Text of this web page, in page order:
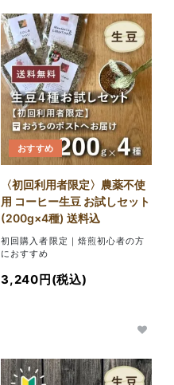
おすすめ
〈初回利用者限定〉農薬不使
用 コーヒー生豆 お試しセット
(200g×4種) 送料込
初回購入者限定｜焙煎初心者の方
におすすめ
3,240円(税込)